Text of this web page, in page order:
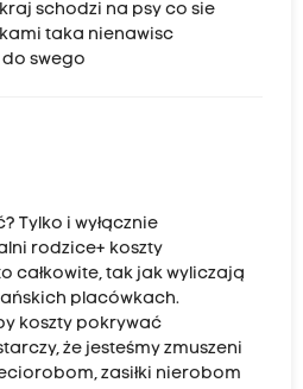
schodzi na psy co sie
taka nienawisc
swego
Tylko i wyłącznie
rodzice+ koszty
całkowite, tak jak wyliczają
placówkach.
koszty pokrywać
że jesteśmy zmuszeni
zasiłki nierobom